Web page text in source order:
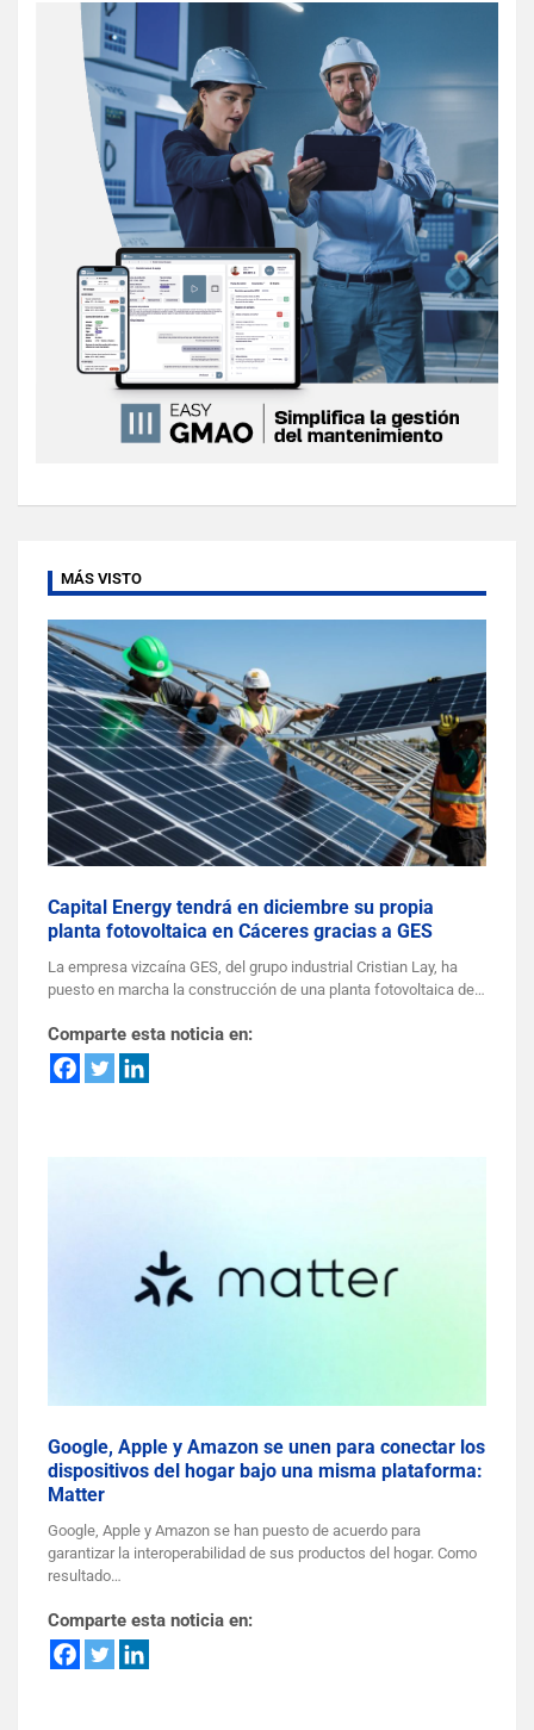
MÁS VISTO
Capital Energy tendrá en diciembre su propia
planta fotovoltaica en Cáceres gracias a GES
La empresa vizcaína GES, del grupo industrial Cristian Lay, ha
puesto en marcha la construcción de una planta fotovoltaica de…
Comparte esta noticia en:
Google, Apple y Amazon se unen para conectar los
dispositivos del hogar bajo una misma plataforma:
Matter
Google, Apple y Amazon se han puesto de acuerdo para
garantizar la interoperabilidad de sus productos del hogar. Como
resultado…
Comparte esta noticia en: